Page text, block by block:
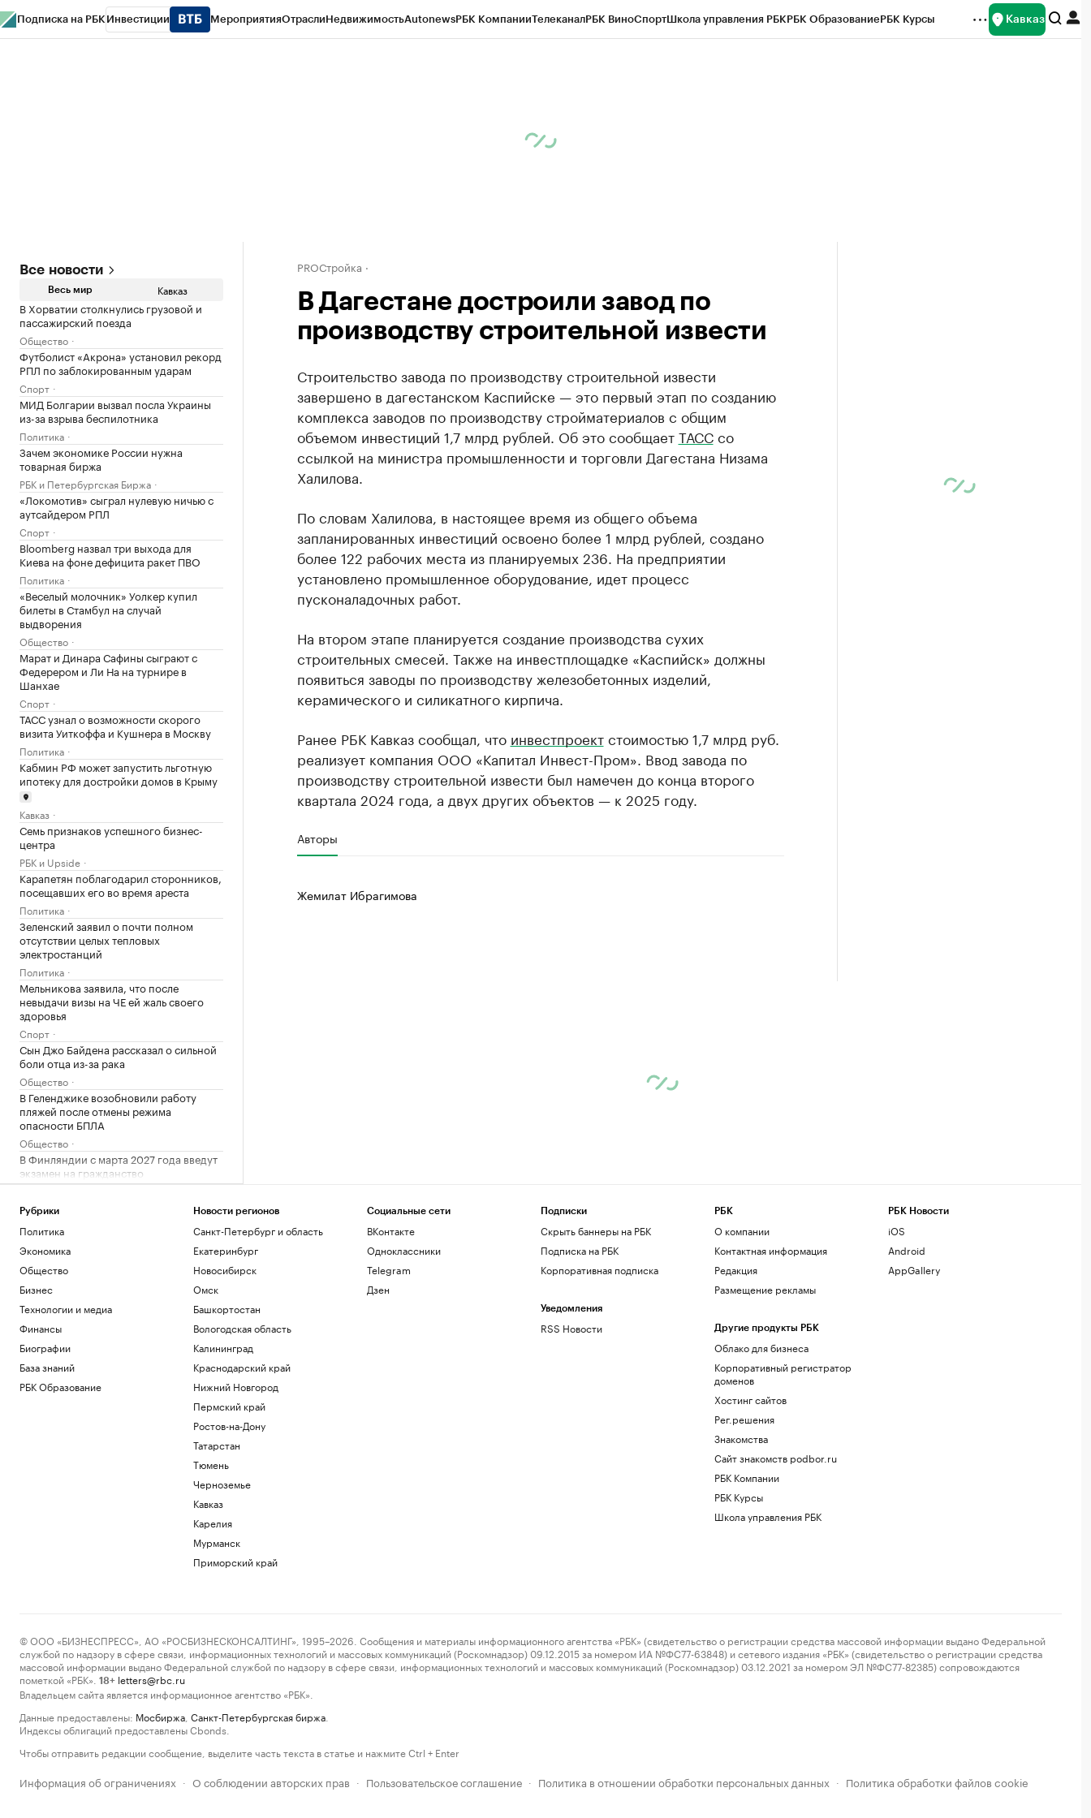
Подписка на РБК Инвестиции МероприятияОтраслиНедвижимостьAutonewsРБК КомпанииТелеканалРБК ВиноСпортШкола управления РБКРБК ОбразованиеРБК Курсы Кавказ
Все новости
Весь мир Кавказ
В Хорватии столкнулись грузовой и
пассажирский поезда
Общество
Футболист «Акрона» установил рекорд
РПЛ по заблокированным ударам
Спорт
МИД Болгарии вызвал посла Украины
из-за взрыва беспилотника
Политика
Зачем экономике России нужна
товарная биржа
РБК и Петербургская Биржа
«Локомотив» сыграл нулевую ничью с
аутсайдером РПЛ
Спорт
Bloomberg назвал три выхода для
Киева на фоне дефицита ракет ПВО
Политика
«Веселый молочник» Уолкер купил
билеты в Стамбул на случай
выдворения
Общество
Марат и Динара Сафины сыграют с
Федерером и Ли На на турнире в
Шанхае
Спорт
ТАСС узнал о возможности скорого
визита Уиткоффа и Кушнера в Москву
Политика
Кабмин РФ может запустить льготную
ипотеку для достройки домов в Крыму
Кавказ
Семь признаков успешного бизнес-
центра
РБК и Upside
Карапетян поблагодарил сторонников,
посещавших его во время ареста
Политика
Зеленский заявил о почти полном
отсутствии целых тепловых
электростанций
Политика
Мельникова заявила, что после
невыдачи визы на ЧЕ ей жаль своего
здоровья
Спорт
Сын Джо Байдена рассказал о сильной
боли отца из-за рака
Общество
В Геленджике возобновили работу
пляжей после отмены режима
опасности БПЛА
Общество
В Финляндии с марта 2027 года введут
экзамен на гражданство
В Италии нашли обломки римского
корабля с сотнями античных амфор.
Видео
Общество
Влюби в себя инвестора: истории
компаний, разместивших облигации
Форвард «Нижнего Новгорода» сделал
хет-трик за 14 минут в Первой лиге
Спорт
PROСтройка
В Дагестане достроили завод по
производству строительной извести
Строительство завода по производству строительной извести
завершено в дагестанском Каспийске — это первый этап по созданию
комплекса заводов по производству стройматериалов с общим
объемом инвестиций 1,7 млрд рублей. Об это сообщаетТАССсо
ссылкой на министра промышленности и торговли Дагестана Низама
Халилова.
По словам Халилова, в настоящее время из общего объема
запланированных инвестиций освоено более 1 млрд рублей, создано
более 122 рабочих места из планируемых 236. На предприятии
установлено промышленное оборудование, идет процесс
пусконаладочных работ.
На втором этапе планируется создание производства сухих
строительных смесей. Также на инвестплощадке «Каспийск» должны
появиться заводы по производству железобетонных изделий,
керамического и силикатного кирпича.
Ранее РБК Кавказ сообщал, что инвестпроектстоимостью 1,7 млрд руб.
реализует компания ООО «Капитал Инвест-Пром». Ввод завода по
производству строительной извести был намечен до конца второго
квартала 2024 года, а двух других объектов — к 2025 году.
Авторы
Жемилат Ибрагимова
Рубрики
Политика
Экономика
Общество
Бизнес
Технологии и медиа
Финансы
Биографии
База знаний
РБК Образование
Новости регионов
Санкт-Петербург и область
Екатеринбург
Новосибирск
Омск
Башкортостан
Вологодская область
Калининград
Краснодарский край
Нижний Новгород
Пермский край
Ростов-на-Дону
Татарстан
Тюмень
Черноземье
Кавказ
Карелия
Мурманск
Приморский край
Социальные сети
ВКонтакте
Одноклассники
Telegram
Дзен
Подписки
Скрыть баннеры на РБК
Подписка на РБК
Корпоративная подписка
Уведомления
RSS Новости
РБК
О компании
Контактная информация
Редакция
Размещение рекламы
Другие продукты РБК
Облако для бизнеса
Корпоративный регистратор
доменов
Хостинг сайтов
Рег.решения
Знакомства
Сайт знакомств podbor.ru
РБК Компании
РБК Курсы
Школа управления РБК
РБК Новости
iOS
Android
AppGallery
© ООО «БИЗНЕСПРЕСС», АО «РОСБИЗНЕСКОНСАЛТИНГ», 1995–2026. Сообщения и материалы информационного агентства «РБК» (свидетельство о регистрации средства массовой информации выдано Федеральной
службой по надзору в сфере связи, информационных технологий и массовых коммуникаций (Роскомнадзор) 09.12.2015 за номером ИА №ФС77-63848) и сетевого издания «РБК» (свидетельство о регистрации средства
массовой информации выдано Федеральной службой по надзору в сфере связи, информационных технологий и массовых коммуникаций (Роскомнадзор) 03.12.2021 за номером ЭЛ №ФС77-82385) сопровождаются
пометкой «РБК».
18+ letters@rbc.ru
Владельцем сайта является информационное агентство «РБК».
Данные предоставлены: Мосбиржа Санкт-Петербургская биржа
Индексы облигаций предоставлены Cbonds.
Чтобы отправить редакции сообщение, выделите часть текста в статье и нажмите Ctrl + Enter
Информация об ограничениях · О соблюдении авторских прав · Пользовательское соглашение · Политика в отношении обработки персональных данных · Политика обработки файлов cookie